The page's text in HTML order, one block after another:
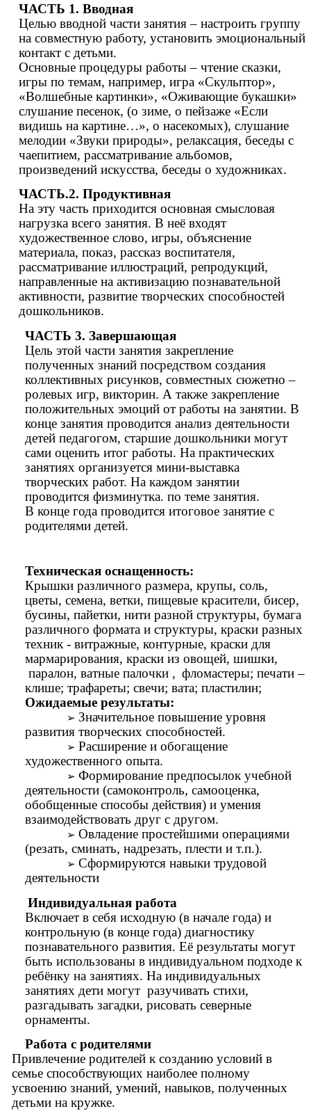
ЧАСТЬ 1. Вводная
Целью вводной части занятия – настроить группу
на совместную работу, установить эмоциональный
контакт с детьми.
Основные процедуры работы – чтение сказки,
игры по темам, например, игра «Скульптор»,
«Волшебные картинки», «Оживающие букашки»
слушание песенок, (о зиме, о пейзаже «Если
видишь на картине…», о насекомых), слушание
мелодии «Звуки природы», релаксация, беседы с
чаепитием, рассматривание альбомов,
произведений искусства, беседы о художниках.
ЧАСТЬ.2. Продуктивная
На эту часть приходится основная смысловая
нагрузка всего занятия. В неё входят
художественное слово, игры, объяснение
материала, показ, рассказ воспитателя,
рассматривание иллюстраций, репродукций,
направленные на активизацию познавательной
активности, развитие творческих способностей
дошкольников.
ЧАСТЬ 3. Завершающая
Цель этой части занятия закрепление
полученных знаний посредством создания
коллективных рисунков, совместных сюжетно –
ролевых игр, викторин. А также закрепление
положительных эмоций от работы на занятии. В
конце занятия проводится анализ деятельности
детей педагогом, старшие дошкольники могут
сами оценить итог работы. На практических
занятиях организуется мини-выставка
творческих работ. На каждом занятии
проводится физминутка. по теме занятия.
В конце года проводится итоговое занятие с
родителями детей.
Техническая оснащенность:
Крышки различного размера, крупы, соль,
цветы, семена, ветки, пищевые красители, бисер,
бусины, пайетки, нити разной структуры, бумага
различного формата и структуры, краски разных
техник - витражные, контурные, краски для
мармарирования, краски из овощей, шишки,
паралон, ватные палочки , фломастеры; печати –
клише; трафареты; свечи; вата; пластилин;
Ожидаемые результаты:
Значительное повышение уровня
развития творческих способностей.
Расширение и обогащение
художественного опыта.
Формирование предпосылок учебной
деятельности (самоконтроль, самооценка,
обобщенные способы действия) и умения
взаимодействовать друг с другом.
Овладение простейшими операциями
(резать, сминать, надрезать, плести и т.п.).
Сформируются навыки трудовой
деятельности
Индивидуальная работа
Включает в себя исходную (в начале года) и
контрольную (в конце года) диагностику
познавательного развития. Её результаты могут
быть использованы в индивидуальном подходе к
ребёнку на занятиях. На индивидуальных
занятиях дети могут разучивать стихи,
разгадывать загадки, рисовать северные
орнаменты.
Работа с родителями
Привлечение родителей к созданию условий в
семье способствующих наиболее полному
усвоению знаний, умений, навыков, полученных
детьми на кружке.